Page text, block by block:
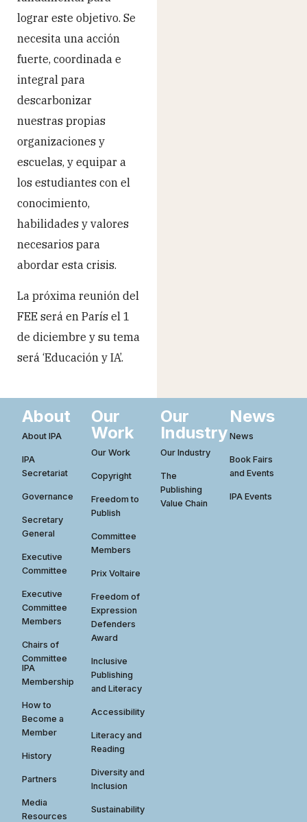
lograr este objetivo. Se
necesita una acción
fuerte, coordinada e
integral para
descarbonizar
nuestras propias
organizaciones y
escuelas, y equipar a
los estudiantes con el
conocimiento,
habilidades y valores
necesarios para
abordar esta crisis.
La próxima reunión del
FEE será en París el 1
de diciembre y su tema
será ‘Educación y IA’.
About
About IPA
IPA
Secretariat
Governance
Secretary
General
Executive
Committee
Executive
Committee
Members
Chairs of
Committee
IPA
Membership
How to
Become a
Member
History
Partners
Media
Resources
Our
Work
Our Work
Copyright
Freedom to
Publish
Committee
Members
Prix Voltaire
Freedom of
Expression
Defenders
Award
Inclusive
Publishing
and Literacy
Accessibility
Literacy and
Reading
Diversity and
Inclusion
Sustainability
Our
Industry
Our Industry
The
Publishing
Value Chain
News
News
Book Fairs
and Events
IPA Events